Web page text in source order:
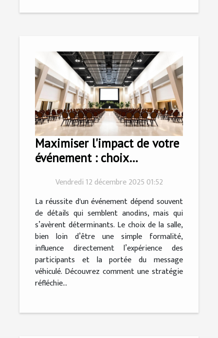
Maximiser l'impact de votre
événement : choix
Vendredi 12 décembre 2025 01:52
La réussite d'un événement dépend souvent
de détails qui semblent anodins, mais qui
s’avèrent déterminants. Le choix de la salle,
bien loin d’être une simple formalité,
influence directement l’expérience des
participants et la portée du message
véhiculé. Découvrez comment une stratégie
réfléchie...